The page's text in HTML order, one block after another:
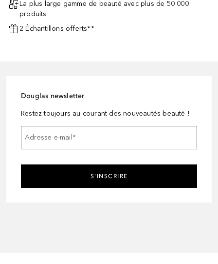
La plus large gamme de beauté avec plus de 50 000
produits
2 Échantillons offerts**
Douglas newsletter
Restez toujours au courant des nouveautés beauté !
Adresse e-mail*
S'INSCRIRE